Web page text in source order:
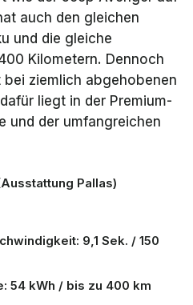
auch den gleichen
und die gleiche
Kilometern. Dennoch
ziemlich abgehobenen
liegt in der Premium-
und der umfangreichen
Pallas)
9,1 Sek. / 150
54 kWh / bis zu 400 km